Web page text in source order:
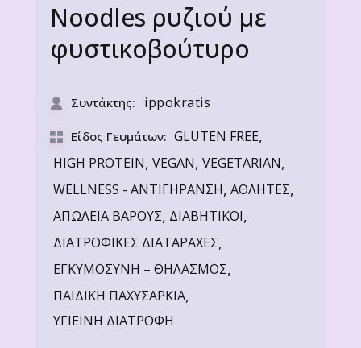
Noodles ρυζιού με
φυστικοβούτυρο
Συντάκτης: ippokratis
Είδος Γευμάτων: GLUTEN FREE,
HIGH PROTEIN, VEGAN, VEGETARIAN,
WELLNESS - ΑΝΤΙΓΗΡΑΝΣΗ, ΑΘΛΗΤΕΣ,
ΑΠΩΛΕΙΑ ΒΑΡΟΥΣ, ΔΙΑΒΗΤΙΚΟΙ,
ΔΙΑΤΡΟΦΙΚΕΣ ΔΙΑΤΑΡΑΧΕΣ,
ΕΓΚΥΜΟΣΥΝΗ – ΘΗΛΑΣΜΟΣ,
ΠΑΙΔΙΚΗ ΠΑΧΥΣΑΡΚΙΑ,
ΥΓΙΕΙΝΗ ΔΙΑΤΡΟΦΗ